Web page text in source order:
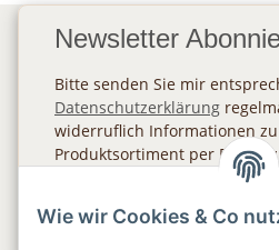
Newsletter
Bitte senden Sie mir
Datenschutzerklärung
widerruflich Informationen
Produktsortiment per E-Mail
Wie wir Cookies & Co